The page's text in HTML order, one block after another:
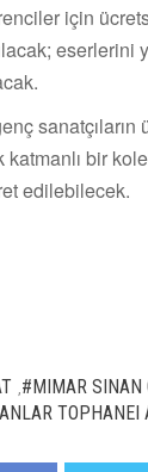
için
eserlerini
katmanlı bir
edilebilecek.
#MIMAR SINAN
TOPHANEI